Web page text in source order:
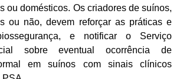
ou domésticos. Os criadores de suínos,
ou não, devem reforçar as práticas e
e notificar o Serviço
sobre eventual ocorrência de
em suínos com sinais clínicos